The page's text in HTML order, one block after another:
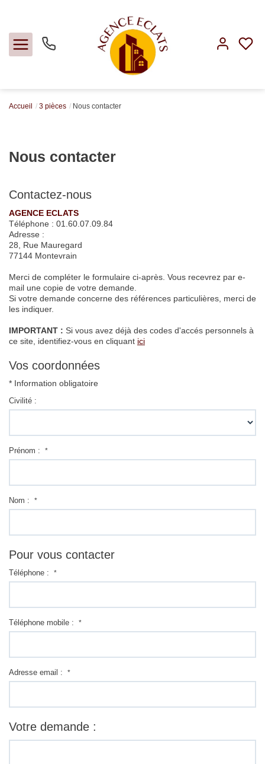
Louer
Estimer
Notre agence
Biens vendus
Contact
Accueil 3 pièces Nous contacter
Nous contacter
Contactez-nous
AGENCE ECLATS
Téléphone : 01.60.07.09.84
Adresse :
28, Rue Mauregard
77144 Montevrain
Merci de compléter le formulaire ci-après. Vous recevrez par e-
mail une copie de votre demande.
Si votre demande concerne des références particulières, merci de
les indiquer.
IMPORTANT : Si vous avez déjà des codes d'accés personnels à
ce site, identifiez-vous en cliquant ici
Vos coordonnées
* Information obligatoire
Civilité :
Prénom : *
Nom : *
Pour vous contacter
Téléphone : *
Téléphone mobile : *
Adresse email : *
Votre demande :